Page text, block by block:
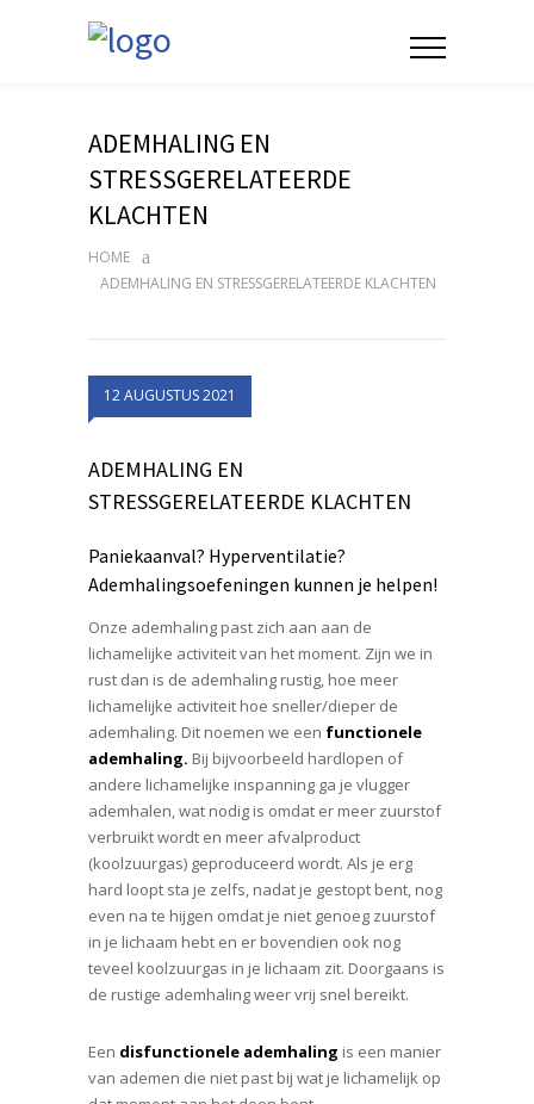
ADEMHALING EN
STRESSGERELATEERDE
KLACHTEN
HOME
ADEMHALING EN STRESSGERELATEERDE KLACHTEN
12 AUGUSTUS 2021
ADEMHALING EN
STRESSGERELATEERDE KLACHTEN
Paniekaanval? Hyperventilatie?
Ademhalingsoefeningen kunnen je helpen!
Onze ademhaling past zich aan aan de
lichamelijke activiteit van het moment. Zijn we in
rust dan is de ademhaling rustig, hoe meer
lichamelijke activiteit hoe sneller/dieper de
ademhaling. Dit noemen we een functionele
ademhaling. Bij bijvoorbeeld hardlopen of
andere lichamelijke inspanning ga je vlugger
ademhalen, wat nodig is omdat er meer zuurstof
verbruikt wordt en meer afvalproduct
(koolzuurgas) geproduceerd wordt. Als je erg
hard loopt sta je zelfs, nadat je gestopt bent, nog
even na te hijgen omdat je niet genoeg zuurstof
in je lichaam hebt en er bovendien ook nog
teveel koolzuurgas in je lichaam zit. Doorgaans is
de rustige ademhaling weer vrij snel bereikt.
Een disfunctionele ademhaling is een manier
van ademen die niet past bij wat je lichamelijk op